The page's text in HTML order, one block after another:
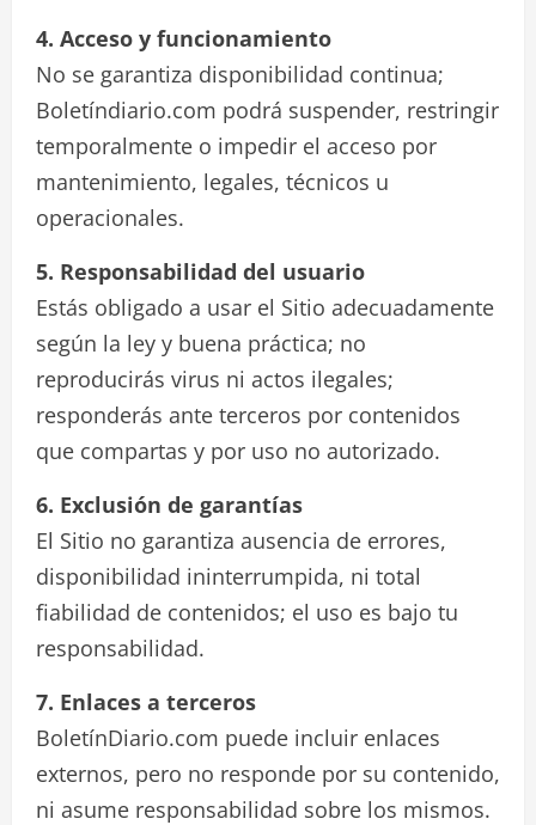
4. Acceso y funcionamiento
No se garantiza disponibilidad continua;
Boletíndiario.com podrá suspender, restringir
temporalmente o impedir el acceso por
mantenimiento, legales, técnicos u
operacionales.
5. Responsabilidad del usuario
Estás obligado a usar el Sitio adecuadamente
según la ley y buena práctica; no
reproducirás virus ni actos ilegales;
responderás ante terceros por contenidos
que compartas y por uso no autorizado.
6. Exclusión de garantías
El Sitio no garantiza ausencia de errores,
disponibilidad ininterrumpida, ni total
fiabilidad de contenidos; el uso es bajo tu
responsabilidad.
7. Enlaces a terceros
BoletínDiario.com puede incluir enlaces
externos, pero no responde por su contenido,
ni asume responsabilidad sobre los mismos.